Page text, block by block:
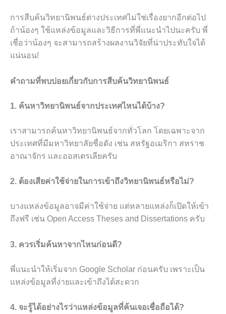
การสืบค้นวิทยานิพนธ์ต่างประเทศไม่ใช่เรื่องยากอีกต่อไป
ถ้าน้องๆ ใช้แหล่งข้อมูลและวิธีการที่พี่แนะนำไปนะครับ พี่
เชื่อว่าน้องๆ จะสามารถสร้างผลงานวิจัยที่น่าประทับใจได้
แน่นอน!
คำถามที่พบบ่อยเกี่ยวกับการสืบค้นวิทยานิพนธ์
1. ค้นหาวิทยานิพนธ์จากประเทศไหนได้บ้าง?
เราสามารถค้นหาวิทยานิพนธ์จากทั่วโลก โดยเฉพาะจาก
ประเทศที่มีมหาวิทยาลัยชื่อดัง เช่น สหรัฐอเมริกา สหราช
อาณาจักร และออสเตรเลียครับ
2. ต้องเสียค่าใช้จ่ายในการเข้าถึงวิทยานิพนธ์หรือไม่?
บางแหล่งข้อมูลอาจมีค่าใช้จ่าย แต่หลายแหล่งก็เปิดให้เข้า
ถึงฟรี เช่น Open Access Theses and Dissertations ครับ
3. ควรเริ่มค้นหาจากไหนก่อนดี?
พี่แนะนำให้เริ่มจาก Google Scholar ก่อนครับ เพราะเป็น
แหล่งข้อมูลที่ง่ายและเข้าถึงได้สะดวก
4. จะรู้ได้อย่างไรว่าแหล่งข้อมูลที่ค้นเจอเชื่อถือได้?